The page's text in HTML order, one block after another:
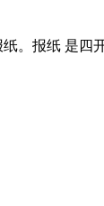
。报纸 是四